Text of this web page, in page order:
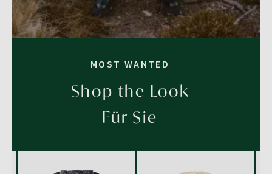
MOST WANTED
Shop the Look
Für Sie